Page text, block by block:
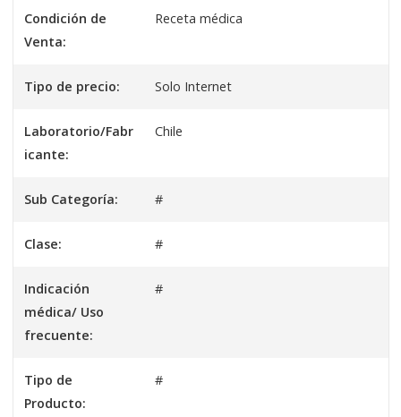
Condición de
Venta:
Receta médica
Tipo de precio: Solo Internet
Laboratorio/Fabr
icante:
Chile
Sub Categoría: #
Clase: #
Indicación
médica/ Uso
frecuente:
#
Tipo de
Producto:
#